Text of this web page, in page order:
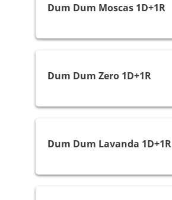
Dum Dum Moscas 1D+1R
Melgas e Mosquitos
Dum Dum Zero 1D+1R
Melgas e Mosquitos
Dum Dum Lavanda 1D+1R
Melgas e Mosquitos